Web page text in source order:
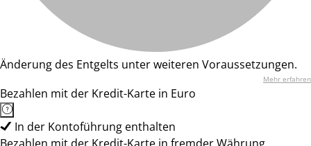
Änderung des Entgelts unter weiteren Voraussetzungen.
Mehr erfahren
Bezahlen mit der Kredit-Karte in Euro
In der Kontoführung enthalten